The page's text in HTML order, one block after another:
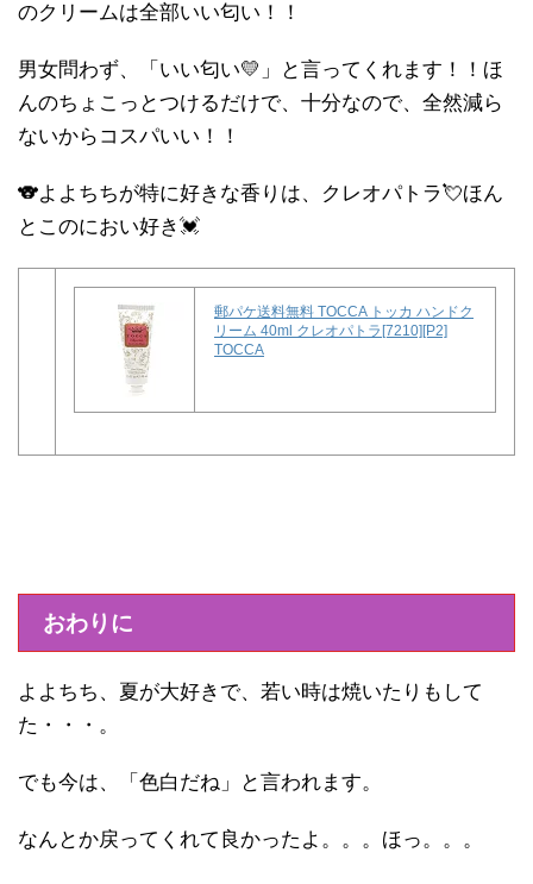
のクリームは全部いい匂い！！
男女問わず、「いい匂い💛」と言ってくれます！！ほ
んのちょこっとつけるだけで、十分なので、全然減ら
ないからコスパいい！！
🐨よよちちが特に好きな香りは、クレオパトラ💘ほん
とこのにおい好き💓
郵パケ送料無料 TOCCA トッカ ハンドク
リーム 40ml クレオパトラ[7210][P2]
TOCCA
おわりに
よよちち、夏が大好きで、若い時は焼いたりもして
た・・・。
でも今は、「色白だね」と言われます。
なんとか戻ってくれて良かったよ。。。ほっ。。。